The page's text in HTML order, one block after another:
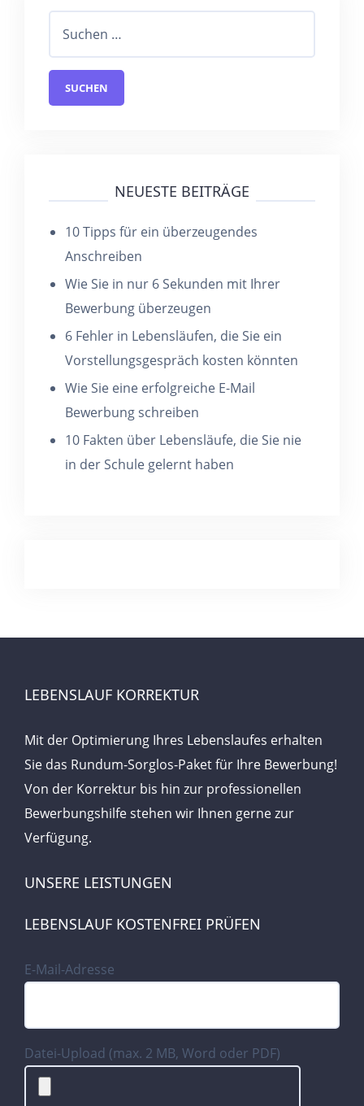
NEUESTE BEITRÄGE
10 Tipps für ein überzeugendes
Anschreiben
Wie Sie in nur 6 Sekunden mit Ihrer
Bewerbung überzeugen
6 Fehler in Lebensläufen, die Sie ein
Vorstellungsgespräch kosten könnten
Wie Sie eine erfolgreiche E-Mail
Bewerbung schreiben
10 Fakten über Lebensläufe, die Sie nie
in der Schule gelernt haben
LEBENSLAUF KORREKTUR
Mit der Optimierung Ihres Lebenslaufes erhalten
Sie das Rundum-Sorglos-Paket für Ihre Bewerbung!
Von der Korrektur bis hin zur professionellen
Bewerbungshilfe stehen wir Ihnen gerne zur
Verfügung.
UNSERE LEISTUNGEN
LEBENSLAUF KOSTENFREI PRÜFEN
E-Mail-Adresse
Datei-Upload (max. 2 MB, Word oder PDF)